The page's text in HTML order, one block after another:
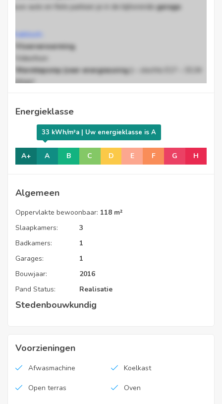
Jouw auto en fiets parkeer je in de bijhorendegarage
Praktisch:
Vloerverwarming
* Videofoon
Warmtepomp (zeer energiezuinig )
– slechts E17 – 33,34
kWh/m²
Vrij vanaf 01/10/2023
Ben je op zoek naar een ruim, energiezuinig appartement met
EPC Code
46021-G-2016/779/EP17515/A001/D01/SD002
Vaste kosten
€ 30
Energieklasse
A+ A
33 kWh/m²a | Uw energieklasse is A
B C D E F G H
Algemeen
Oppervlakte bewoonbaar: 118 m²
Slaapkamers:
3
Badkamers:
1
Garages:
1
Bouwjaar:
2016
Pand Status:
Realisatie
Stedenbouwkundig
Voorzieningen
Afwasmachine Koelkast
Open terras Oven